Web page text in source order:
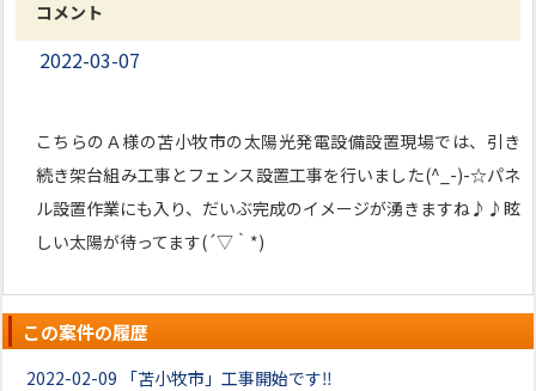
コメント
2022-03-07
こちらのＡ様の苫小牧市の太陽光発電設備設置現場では、引き
続き架台組み工事とフェンス設置工事を行いました(^_-)-☆パネ
ル設置作業にも入り、だいぶ完成のイメージが湧きますね♪♪眩
しい太陽が待ってます(´▽｀*)
この案件の履歴
2022-02-09 「苫小牧市」工事開始です‼